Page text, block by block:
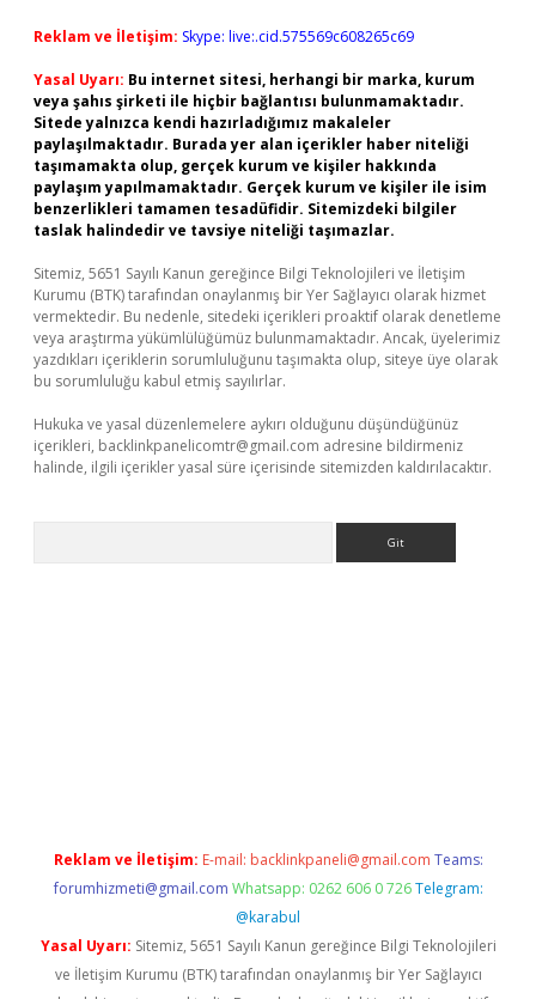
Reklam ve İletişim: Skype: live:.cid.575569c608265c69
Yasal Uyarı: Bu internet sitesi, herhangi bir marka, kurum
veya şahıs şirketi ile hiçbir bağlantısı bulunmamaktadır.
Sitede yalnızca kendi hazırladığımız makaleler
paylaşılmaktadır. Burada yer alan içerikler haber niteliği
taşımamakta olup, gerçek kurum ve kişiler hakkında
paylaşım yapılmamaktadır. Gerçek kurum ve kişiler ile isim
benzerlikleri tamamen tesadüfidir. Sitemizdeki bilgiler
taslak halindedir ve tavsiye niteliği taşımazlar.
Sitemiz, 5651 Sayılı Kanun gereğince Bilgi Teknolojileri ve İletişim
Kurumu (BTK) tarafından onaylanmış bir Yer Sağlayıcı olarak hizmet
vermektedir. Bu nedenle, sitedeki içerikleri proaktif olarak denetleme
veya araştırma yükümlülüğümüz bulunmamaktadır. Ancak, üyelerimiz
yazdıkları içeriklerin sorumluluğunu taşımakta olup, siteye üye olarak
bu sorumluluğu kabul etmiş sayılırlar.
Hukuka ve yasal düzenlemelere aykırı olduğunu düşündüğünüz
içerikleri, backlinkpanelicomtr@gmail.com adresine bildirmeniz
halinde, ilgili içerikler yasal süre içerisinde sitemizden kaldırılacaktır.
Reklam ve İletişim: E-mail: backlinkpaneli@gmail.com Teams:
forumhizmeti@gmail.com Whatsapp: 0262 606 0 726 Telegram:
@karabul
Yasal Uyarı: Sitemiz, 5651 Sayılı Kanun gereğince Bilgi Teknolojileri
ve İletişim Kurumu (BTK) tarafından onaylanmış bir Yer Sağlayıcı